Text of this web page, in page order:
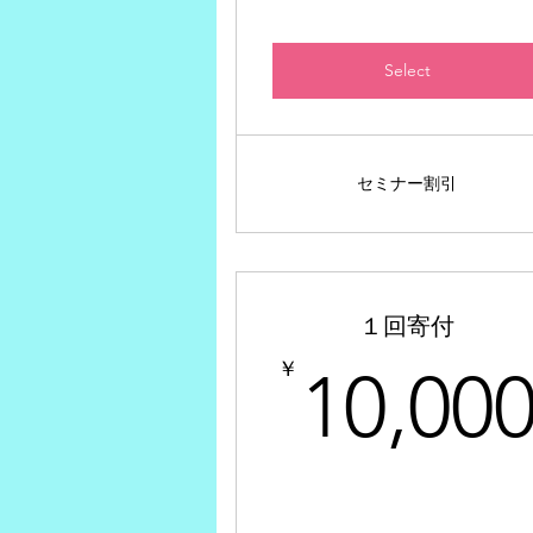
Select
セミナー割引
１回寄付
￥